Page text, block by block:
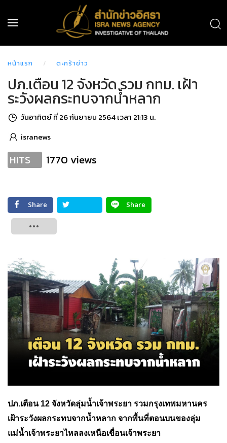
หน้าแรก ตะกร้าข่าว
ปภ.เตือน 12 จังหวัด รวม กทม. เฝ้า
ระวังผลกระทบจากน้ำหลาก
วันอาทิตย์ ที่ 26 กันยายน 2564 เวลา 21:13 น.
isranews
HITS 1770 views
Share
Share
ปภ.เตือน 12 จังหวัดลุ่มน้ำเจ้าพระยา รวมกรุงเทพมหานคร
เฝ้าระวังผลกระทบจากน้ำหลาก จากพื้นที่ตอนบนของลุ่ม
แม่น้ำเจ้าพระยาไหลลงเหนือเขื่อนเจ้าพระยา